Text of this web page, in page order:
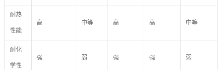
耐热
性能
高 中等 高 高 中等
耐化
学性
强 弱 强 强 弱